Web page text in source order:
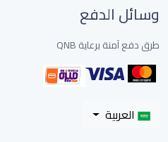
وسائل الدفع
طرق دفع آمنة برعاية QNB